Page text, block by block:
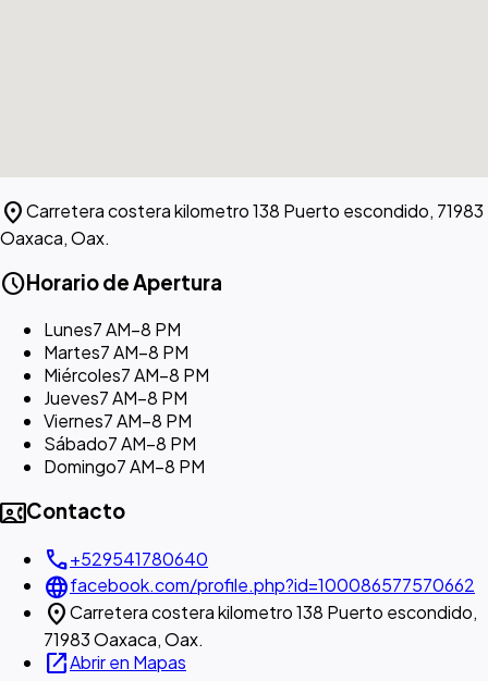
location_onCarretera costera kilometro 138 Puerto escondido, 71983
Oaxaca, Oax.
scheduleHorario de Apertura
Lunes7 AM–8 PM
Martes7 AM–8 PM
Miércoles7 AM–8 PM
Jueves7 AM–8 PM
Viernes7 AM–8 PM
Sábado7 AM–8 PM
Domingo7 AM–8 PM
contact_phoneContacto
call+529541780640
languagefacebook.com/profile.php?id=100086577570662
location_onCarretera costera kilometro 138 Puerto escondido,
71983 Oaxaca, Oax.
open_in_newAbrir en Mapas